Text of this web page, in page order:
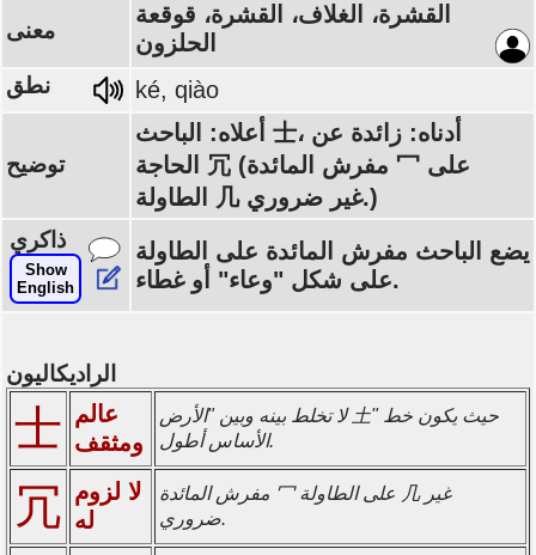
معنى
القشرة، الغلاف، القشرة، قوقعة
الحلزون
نطق ké, qiào
توضيح
أعلاه: الباحث 士، أدناه: زائدة عن
الحاجة 冗 (مفرش المائدة 冖 على
الطاولة 几 غير ضروري.)
ذاكري
Show
English
يضع الباحث مفرش المائدة على الطاولة
على شكل "وعاء" أو غطاء.
الراديكاليون
士 عالم
ومثقف
لا تخلط بينه وبين "الأرض 土" حيث يكون خط
الأساس أطول.
冗 لا لزوم
له
مفرش المائدة 冖 على الطاولة 几 غير
ضروري.